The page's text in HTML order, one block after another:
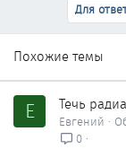
Для
Похожие темы
Е Течь
Евгений
0